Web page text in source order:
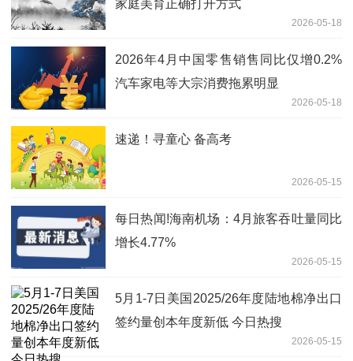
家庭美育正确打开方式
2026-05-18
2026年4月中国零售销售同比仅增0.2%
汽车家电等大宗消费拖累明显
2026-05-18
速递！寻童心 备高考
2026-05-15
每日热闻!海南机场：4月旅客吞吐量同比
增长4.77%
2026-05-15
5月1-7日美国2025/26年度陆地棉净出口
签约量创本年度新低 今日热搜
2026-05-15